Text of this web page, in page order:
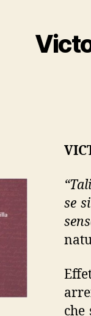
se
che